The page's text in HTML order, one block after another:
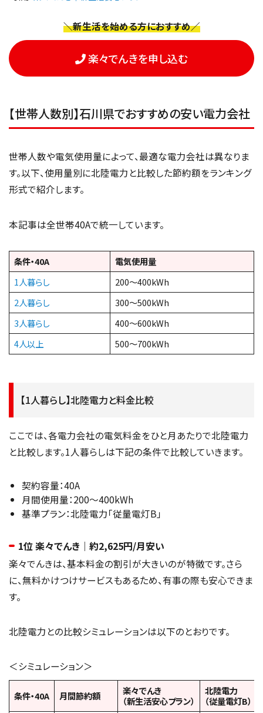
＼新生活を始める方におすすめ／
楽々でんきを申し込む
【世帯人数別】石川県でおすすめの安い電力会社
世帯人数や電気使用量によって、最適な電力会社は異なりま
す。以下、使用量別に北陸電力と比較した節約額をランキング
形式で紹介します。
本記事は全世帯40Aで統一しています。
条件・40A
電気使用量
1人暮らし
200～400kWh
2人暮らし
300～500kWh
3人暮らし
400～600kWh
4人以上
500～700kWh
【1人暮らし】北陸電力と料金比較
ここでは、各電力会社の電気料金をひと月あたりで北陸電力
と比較します。1人暮らしは下記の条件で比較していきます。
契約容量：40A
月間使用量：200～400kWh
基準プラン：北陸電力「従量電灯B」
1位 楽々でんき｜約2,625円/月安い
楽々でんきは、基本料金の割引が大きいのが特徴です。さら
に、無料かけつけサービスもあるため、有事の際も安心できま
す。
北陸電力との比較シミュレーションは以下のとおりです。
＜シミュレーション＞
条件・40A 月間節約額
楽々でんき
（新生活安心プラン）
北陸電力
（従量電灯B）